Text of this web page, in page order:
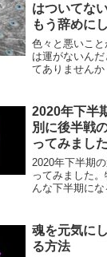
はついてな
もう辞めに
色々と悪いこ
は運がないん
てありません
なのです。運が
出す方法につ
2020年下半
別に後半戦
ってみました
2020年下半期
ってみました
んな下半期に
各種運勢と過
いきます。あ
は？
魂を元気に
る方法